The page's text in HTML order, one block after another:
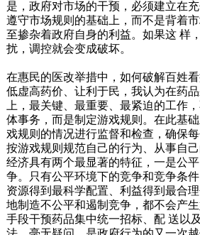
是，政府对市场的干预，必须建立在充
遵守市场规则的基础上，而不是背着
至掺杂着政府自身的利益。如果这 样
扰，调控就会变成破坏。
在惠民的医改举措中，如何破解百姓
低虚高药价、让利于民，我认为在药
上，最关键、最重要、最紧迫的工作
体事务，而是制定游戏规则。在此基
戏规则的情况进行监督和检查，确保
按游戏规则规范自己的行为、从事自
经济具有两个最显著的特征，一是公
争。只有公平环境下的竞争和竞争条
资源得到最科学配置、利益得到最合
地制造不公平和遏制竞争，都不会产
手段干预药品集中统一招标、配 送以